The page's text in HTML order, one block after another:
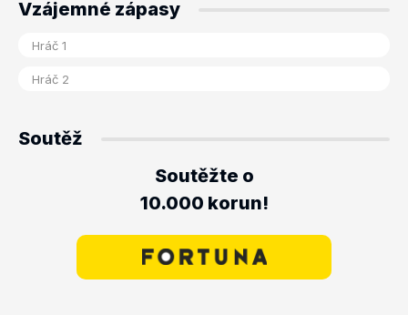
Vzájemné zápasy
Soutěž
Soutěžte o
10.000 korun!